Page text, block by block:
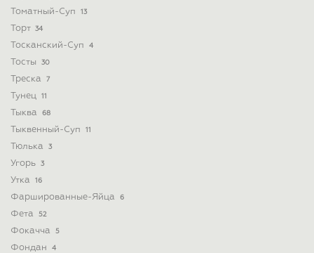
Томатный-Суп 13
Торт 34
Тосканский-Суп 4
Тосты 30
Треска 7
Тунец 11
Тыква 68
Тыквенный-Суп 11
Тюлька 3
Угорь 3
Утка 16
Фаршированные-Яйца 6
Фета 52
Фокачча 5
Фондан 4